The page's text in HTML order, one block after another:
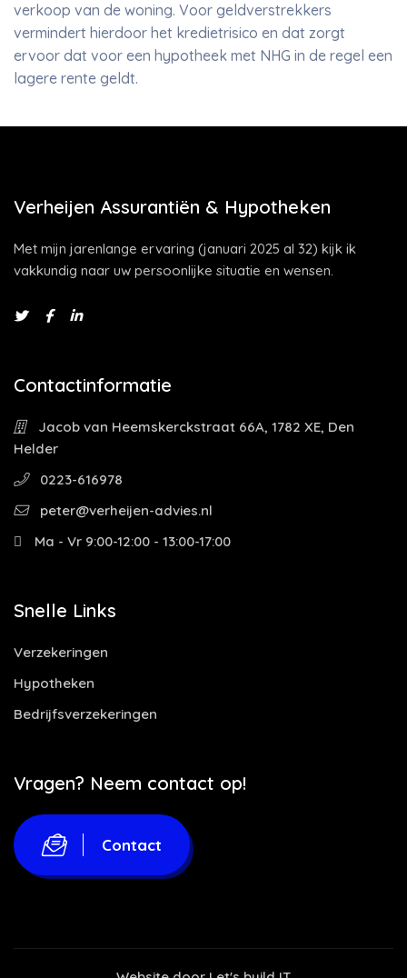
verkoop van de woning. Voor geldverstrekkers
vermindert hierdoor het kredietrisico en dat zorgt
ervoor dat voor een hypotheek met NHG in de regel een
lagere rente geldt.
Verheijen Assurantiën & Hypotheken
Met mijn jarenlange ervaring (januari 2025 al 32) kijk ik
vakkundig naar uw persoonlijke situatie en wensen.
Contactinformatie
Jacob van Heemskerckstraat 66A, 1782 XE, Den
Helder
0223-616978
peter@verheijen-advies.nl
Ma - Vr 9:00-12:00 - 13:00-17:00
Snelle Links
Verzekeringen
Hypotheken
Bedrijfsverzekeringen
Vragen? Neem contact op!
Contact